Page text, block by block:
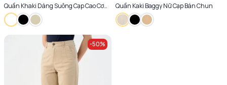
Quần Khaki Dáng Suông Cạp Cao Cơ
Bản
Quần Kaki Baggy Nữ Cạp Bán Chun
-50%